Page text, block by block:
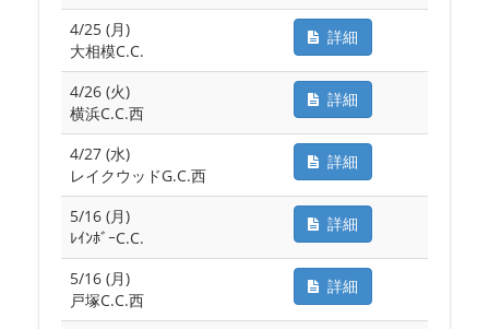
4/25 (月)
大相模C.C.
詳細
4/26 (火)
横浜C.C.西
詳細
4/27 (水)
レイクウッドG.C.西
詳細
5/16 (月)
ﾚｲﾝﾎﾞｰC.C.
詳細
5/16 (月)
戸塚C.C.西
詳細